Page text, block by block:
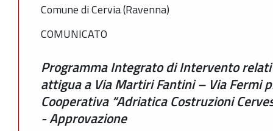
Comune di Cervia (Ravenna)
COMUNICATO
Programma Integrato di Intervento
attigua a Via Martiri Fantini – Via Fermi
Cooperativa “Adriatica Costruzioni
- Approvazione